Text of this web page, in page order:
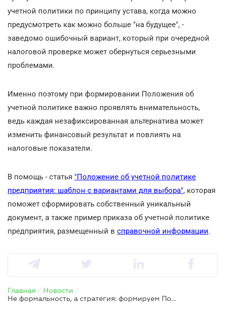
учетной политики по принципу устава, когда можно
предусмотреть как можно больше "на будущее", -
заведомо ошибочный вариант, который при очередной
налоговой проверке может обернуться серьезными
проблемами.
Именно поэтому при формировании Положения об
учетной политике важно проявлять внимательность,
ведь каждая незафиксированная альтернатива может
изменить финансовый результат и повлиять на
налоговые показатели.
В помощь - статья "Положение об учетной политике
предприятия: шаблон с вариантами для выбора", которая
поможет сформировать собственный уникальный
документ, а также пример приказа об учетной политике
предприятия, размещенный в справочной информации.
Главная / Новости /
Не формальность, а стратегия: формируем Положение об учетной политике